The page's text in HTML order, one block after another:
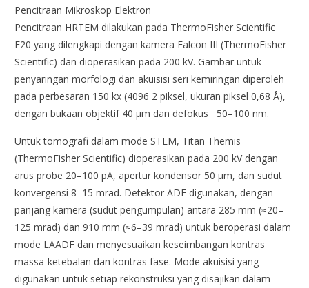
Pencitraan Mikroskop Elektron
Pencitraan HRTEM dilakukan pada ThermoFisher Scientific
F20 yang dilengkapi dengan kamera Falcon III (ThermoFisher
Scientific) dan dioperasikan pada 200 kV. Gambar untuk
penyaringan morfologi dan akuisisi seri kemiringan diperoleh
pada perbesaran 150 kx (4096 2 piksel, ukuran piksel 0,68 Å),
dengan bukaan objektif 40 µm dan defokus −50–100 nm.
Untuk tomografi dalam mode STEM, Titan Themis
(ThermoFisher Scientific) dioperasikan pada 200 kV dengan
arus probe 20–100 pA, apertur kondensor 50 µm, dan sudut
konvergensi 8–15 mrad. Detektor ADF digunakan, dengan
panjang kamera (sudut pengumpulan) antara 285 mm (≈20–
125 mrad) dan 910 mm (≈6–39 mrad) untuk beroperasi dalam
mode LAADF dan menyesuaikan keseimbangan kontras
massa-ketebalan dan kontras fase. Mode akuisisi yang
digunakan untuk setiap rekonstruksi yang disajikan dalam